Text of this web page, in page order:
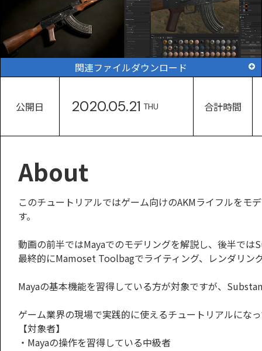
関連ファイルダウンロード
公開日 2020.05.21 THU 合計時間
About
このチュートリアルではゲーム向けのAKMライフルをモ
す。
動画の前半ではMayaでのモデリングを解説し、後半で
最終的にMamoset Toolbagでライティング、レンダリ
Mayaの基本機能を習得している方が対象ですが、
ゲーム業界の現場で実践的に使えるチュートリアルにな
【対象者】
・Mayaの操作を習得している中級者